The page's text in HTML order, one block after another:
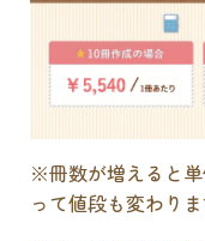
※冊数が増えると
って値段も変わり